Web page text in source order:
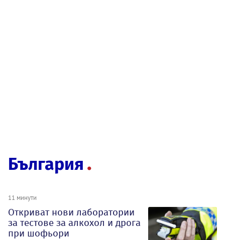
България
11 минути
Откриват нови лаборатории
за тестове за алкохол и дрога
при шофьори